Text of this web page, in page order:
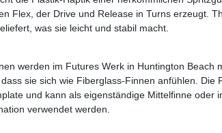
Flex, der Drive und Release in Turns erzeugt.
was sie leicht und stabil macht.
werden im Futures Werk in Huntington Beach
sie sich wie Fiberglass-Finnen anfühlen. Die
und kann als eigenständige Mittelfinne oder
verwendet werden.